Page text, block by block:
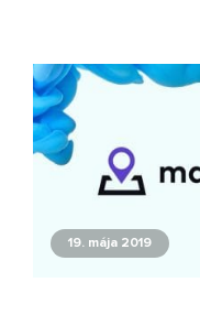
19. mája 2019